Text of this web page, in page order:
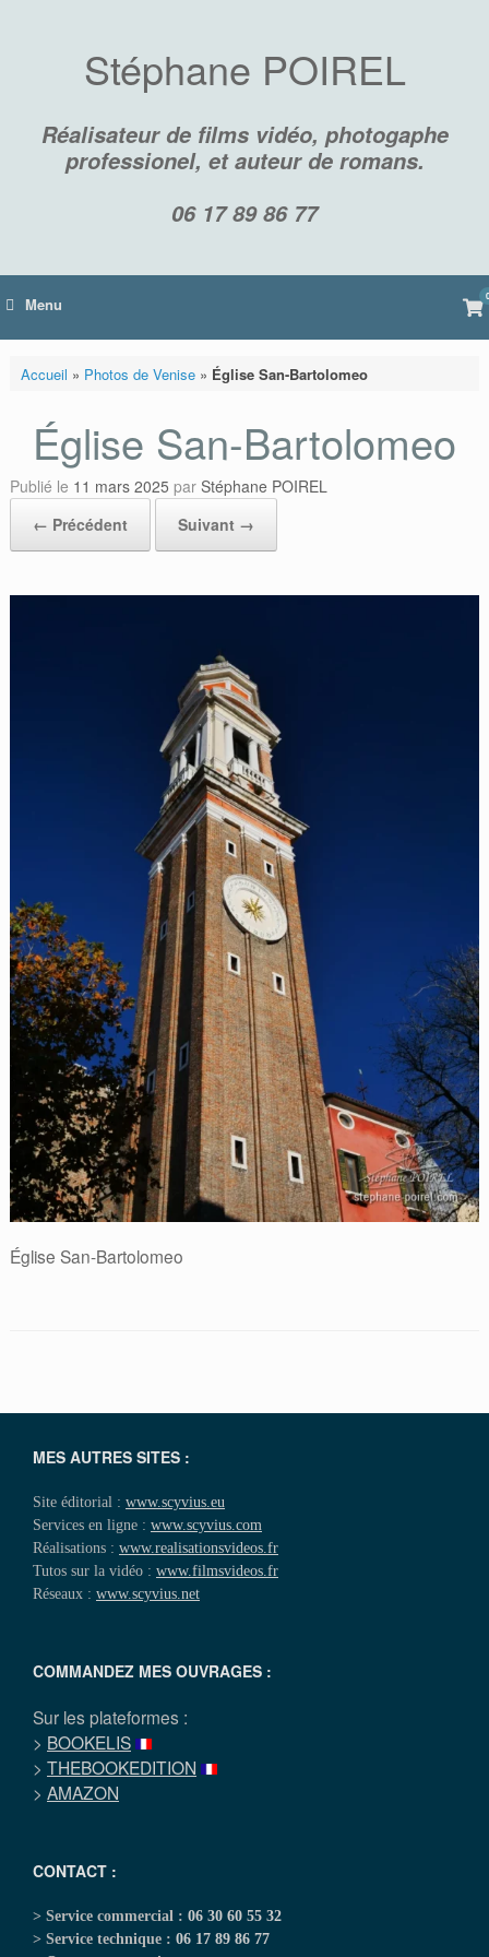
Stéphane POIREL
Réalisateur de films vidéo, photogaphe
professionel, et auteur de romans.
06 17 89 86 77
Menu 0
Accueil » Photos de Venise» Église San-Bartolomeo
Église San-Bartolomeo
Publié le 11 mars 2025 par Stéphane POIREL
← Précédent
Suivant →
Église San-Bartolomeo
MES AUTRES SITES :
Site éditorial : www.scyvius.eu
Services en ligne : www.scyvius.com
Réalisations : www.realisationsvideos.fr
Tutos sur la vidéo : www.filmsvideos.fr
Réseaux : www.scyvius.net
COMMANDEZ MES OUVRAGES :
Sur les plateformes :
> BOOKELIS
> THEBOOKEDITION
> AMAZON
CONTACT :
> Service commercial : 06 30 60 55 32
> Service technique : 06 17 89 86 77